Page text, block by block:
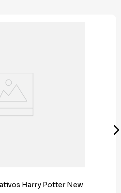
Harry Potter New